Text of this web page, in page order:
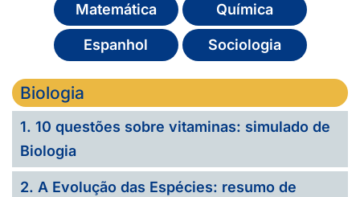
Matemática Química
Espanhol Sociologia
Biologia
1. 10 questões sobre vitaminas: simulado de
Biologia
2. A Evolução das Espécies: resumo de